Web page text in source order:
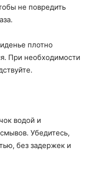
не повредить
плотно
При необходимости
водой и
Убедитесь,
без задержек и